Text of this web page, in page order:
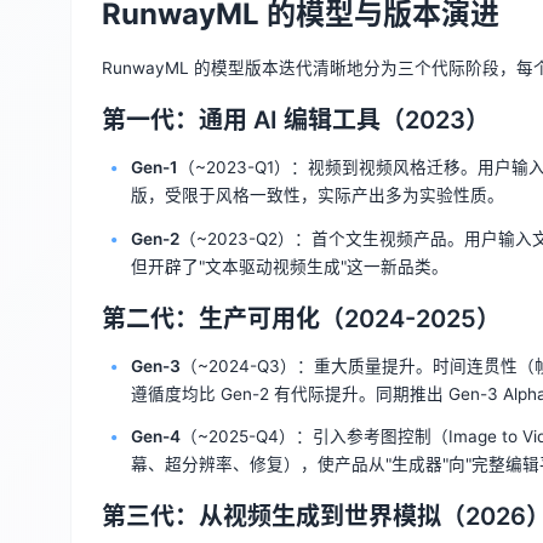
RunwayML 的模型与版本演进
RunwayML 的模型版本迭代清晰地分为三个代际阶段，每
第一代：通用 AI 编辑工具（2023）
Gen-1
（~2023-Q1）：视频到视频风格迁移。用户
版，受限于风格一致性，实际产出多为实验性质。
Gen-2 （~2023-Q2）：首个文生视频产品。用户输
但开辟了"文本驱动视频生成"这一新品类。
第二代：生产可用化（2024-2025）
Gen-3 （~2024-Q3）：重大质量提升。时间连贯性
遵循度均比 Gen-2 有代际提升。同期推出 Gen-3
Gen-4 （~2025-Q4）：引入参考图控制（Image to
幕、超分辨率、修复），使产品从"生成器"向"完整编
第三代：从视频生成到世界模拟（2026